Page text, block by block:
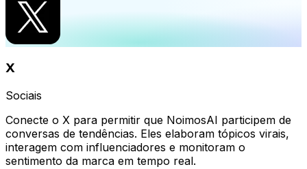
X
Sociais
Conecte o X para permitir que NoimosAI participem de
conversas de tendências. Eles elaboram tópicos virais,
interagem com influenciadores e monitoram o
sentimento da marca em tempo real.